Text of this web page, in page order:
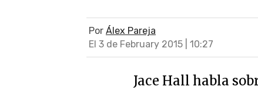
Por Álex Pareja
El 3 de February 2015 | 10:27
Jace Hall habla